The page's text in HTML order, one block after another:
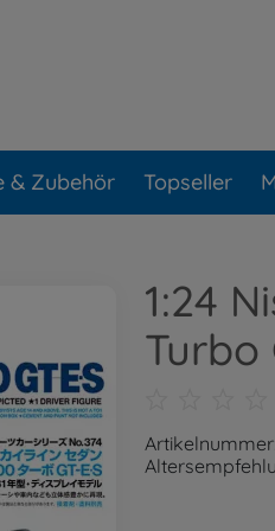
& Zubehör Topseller
1:24
Turbo